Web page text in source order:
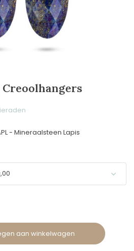
- Mineraalsteen Lapis
aan winkelwagen